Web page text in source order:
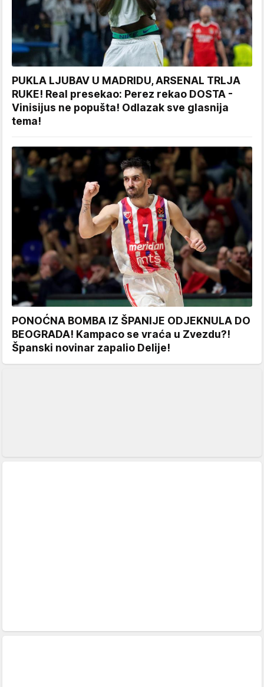
PUKLA LJUBAV U MADRIDU, ARSENAL TRLJA
RUKE! Real presekao: Perez rekao DOSTA -
Vinisijus ne popušta! Odlazak sve glasnija
tema!
PONOĆNA BOMBA IZ ŠPANIJE ODJEKNULA DO
BEOGRADA! Kampaco se vraća u Zvezdu?!
Španski novinar zapalio Delije!